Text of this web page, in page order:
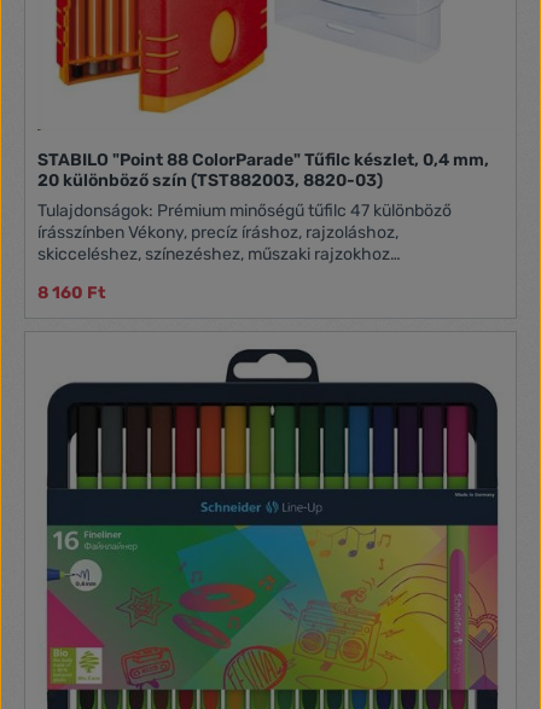
STABILO "Point 88 ColorParade" Tűfilc készlet, 0,4 mm,
20 különböző szín (TST882003, 8820-03)
Tulajdonságok: Prémium minőségű tűfilc 47 különböző
írásszínben Vékony, precíz íráshoz, rajzoláshoz,
skicceléshez, színezéshez, műszaki rajzokhoz
érdekében Hosszú élettartamú, rozsdamentes fémfoglalatú
hegy (0,4 mm) Vízbázisú tinta A műanyag doboz mérete:
ultramarin, almazöld, sárga, barna, karmazsin bordó, türkiz,
fenyőzöld, narancs, sötétlila, pink, azúrkék, lila, okkersárga,
szürke, zöld, piros, kék, fekete
8 160 Ft